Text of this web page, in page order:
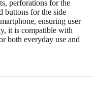
perforations for the
buttons for the side
ensuring user
it is compatible with
both everyday use and